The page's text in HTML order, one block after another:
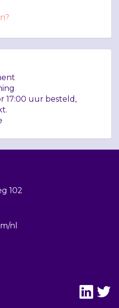
17:00 uur besteld,
102
nl